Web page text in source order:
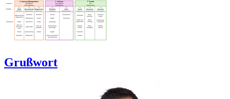
Grußwort